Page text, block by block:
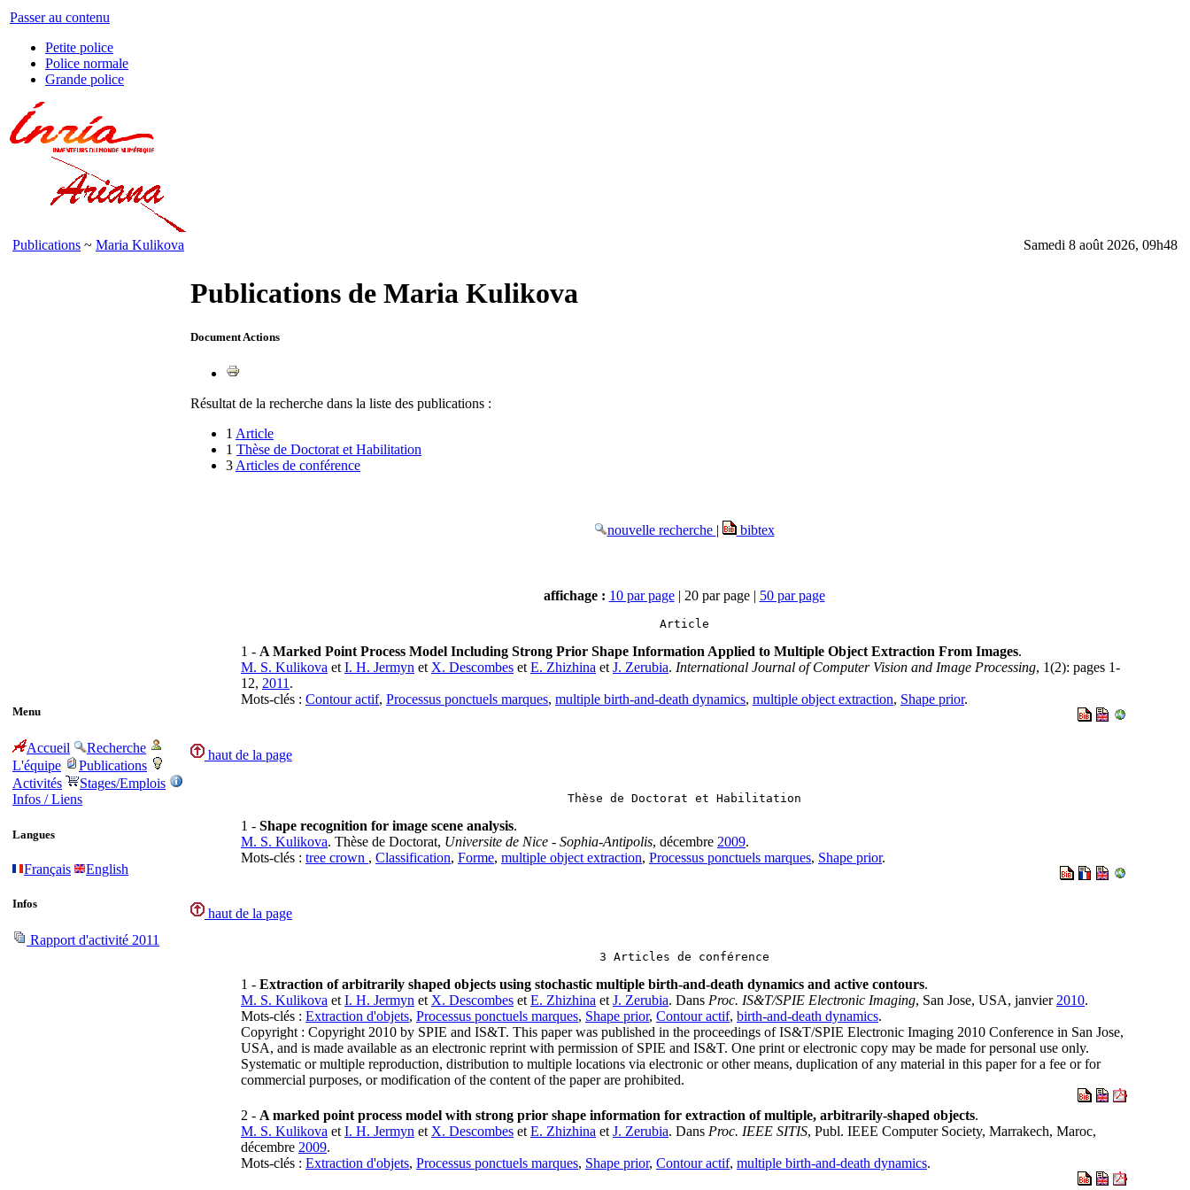
Passer au contenu
Petite police
Police normale
Grande police
Publications ~ Maria Kulikova Samedi 8 août 2026, 09h48
Menu
Accueil
Recherche
L'équipe
Publications
Activités
Stages/Emplois
Infos / Liens
Langues
Français English
Infos
Rapport d'activité 2011
Publications de Maria Kulikova
Document Actions
Résultat de la recherche dans la liste des publications :
1 Article
1 Thèse de Doctorat et Habilitation
3 Articles de conférence
nouvelle recherche | bibtex
affichage : 10 par page| 20 par page | 50 par page
Article
1 - A Marked Point Process Model Including Strong Prior Shape Information Applied to Multiple Object Extraction From Images.
M. S. Kulikova et I. H. Jermyn et X. Descombes et E. Zhizhina et J. Zerubia. International Journal of Computer Vision and Image Processing, 1(2): pages 1-
12, 2011 .
Mots-clés : Contour actif, Processus ponctuels marques, multiple birth-and-death dynamics, multiple object extraction, Shape prior.
haut de la page
Thèse de Doctorat et Habilitation
1 - Shape recognition for image scene analysis.
M. S. Kulikova. Thèse de Doctorat, Universite de Nice - Sophia-Antipolis, décembre 2009.
Mots-clés : tree crown , Classification, Forme, multiple object extraction, Processus ponctuels marques, Shape prior.
haut de la page
3 Articles de conférence
1 - Extraction of arbitrarily shaped objects using stochastic multiple birth-and-death dynamics and active contours.
M. S. Kulikova et I. H. Jermyn et X. Descombes et E. Zhizhina et J. Zerubia. Dans Proc. IS&T/SPIE Electronic Imaging, San Jose, USA, janvier 2010.
Mots-clés : Extraction d'objets, Processus ponctuels marques, Shape prior, Contour actif, birth-and-death dynamics.
Copyright : Copyright 2010 by SPIE and IS&T. This paper was published in the proceedings of IS&T/SPIE Electronic Imaging 2010 Conference in San Jose,
USA, and is made available as an electronic reprint with permission of SPIE and IS&T. One print or electronic copy may be made for personal use only.
Systematic or multiple reproduction, distribution to multiple locations via electronic or other means, duplication of any material in this paper for a fee or for
commercial purposes, or modification of the content of the paper are prohibited.
2 - A marked point process model with strong prior shape information for extraction of multiple, arbitrarily-shaped objects.
M. S. Kulikova et I. H. Jermyn et X. Descombes et E. Zhizhina et J. Zerubia. Dans Proc. IEEE SITIS, Publ. IEEE Computer Society, Marrakech, Maroc,
décembre 2009.
Mots-clés : Extraction d'objets, Processus ponctuels marques, Shape prior, Contour actif, multiple birth-and-death dynamics.